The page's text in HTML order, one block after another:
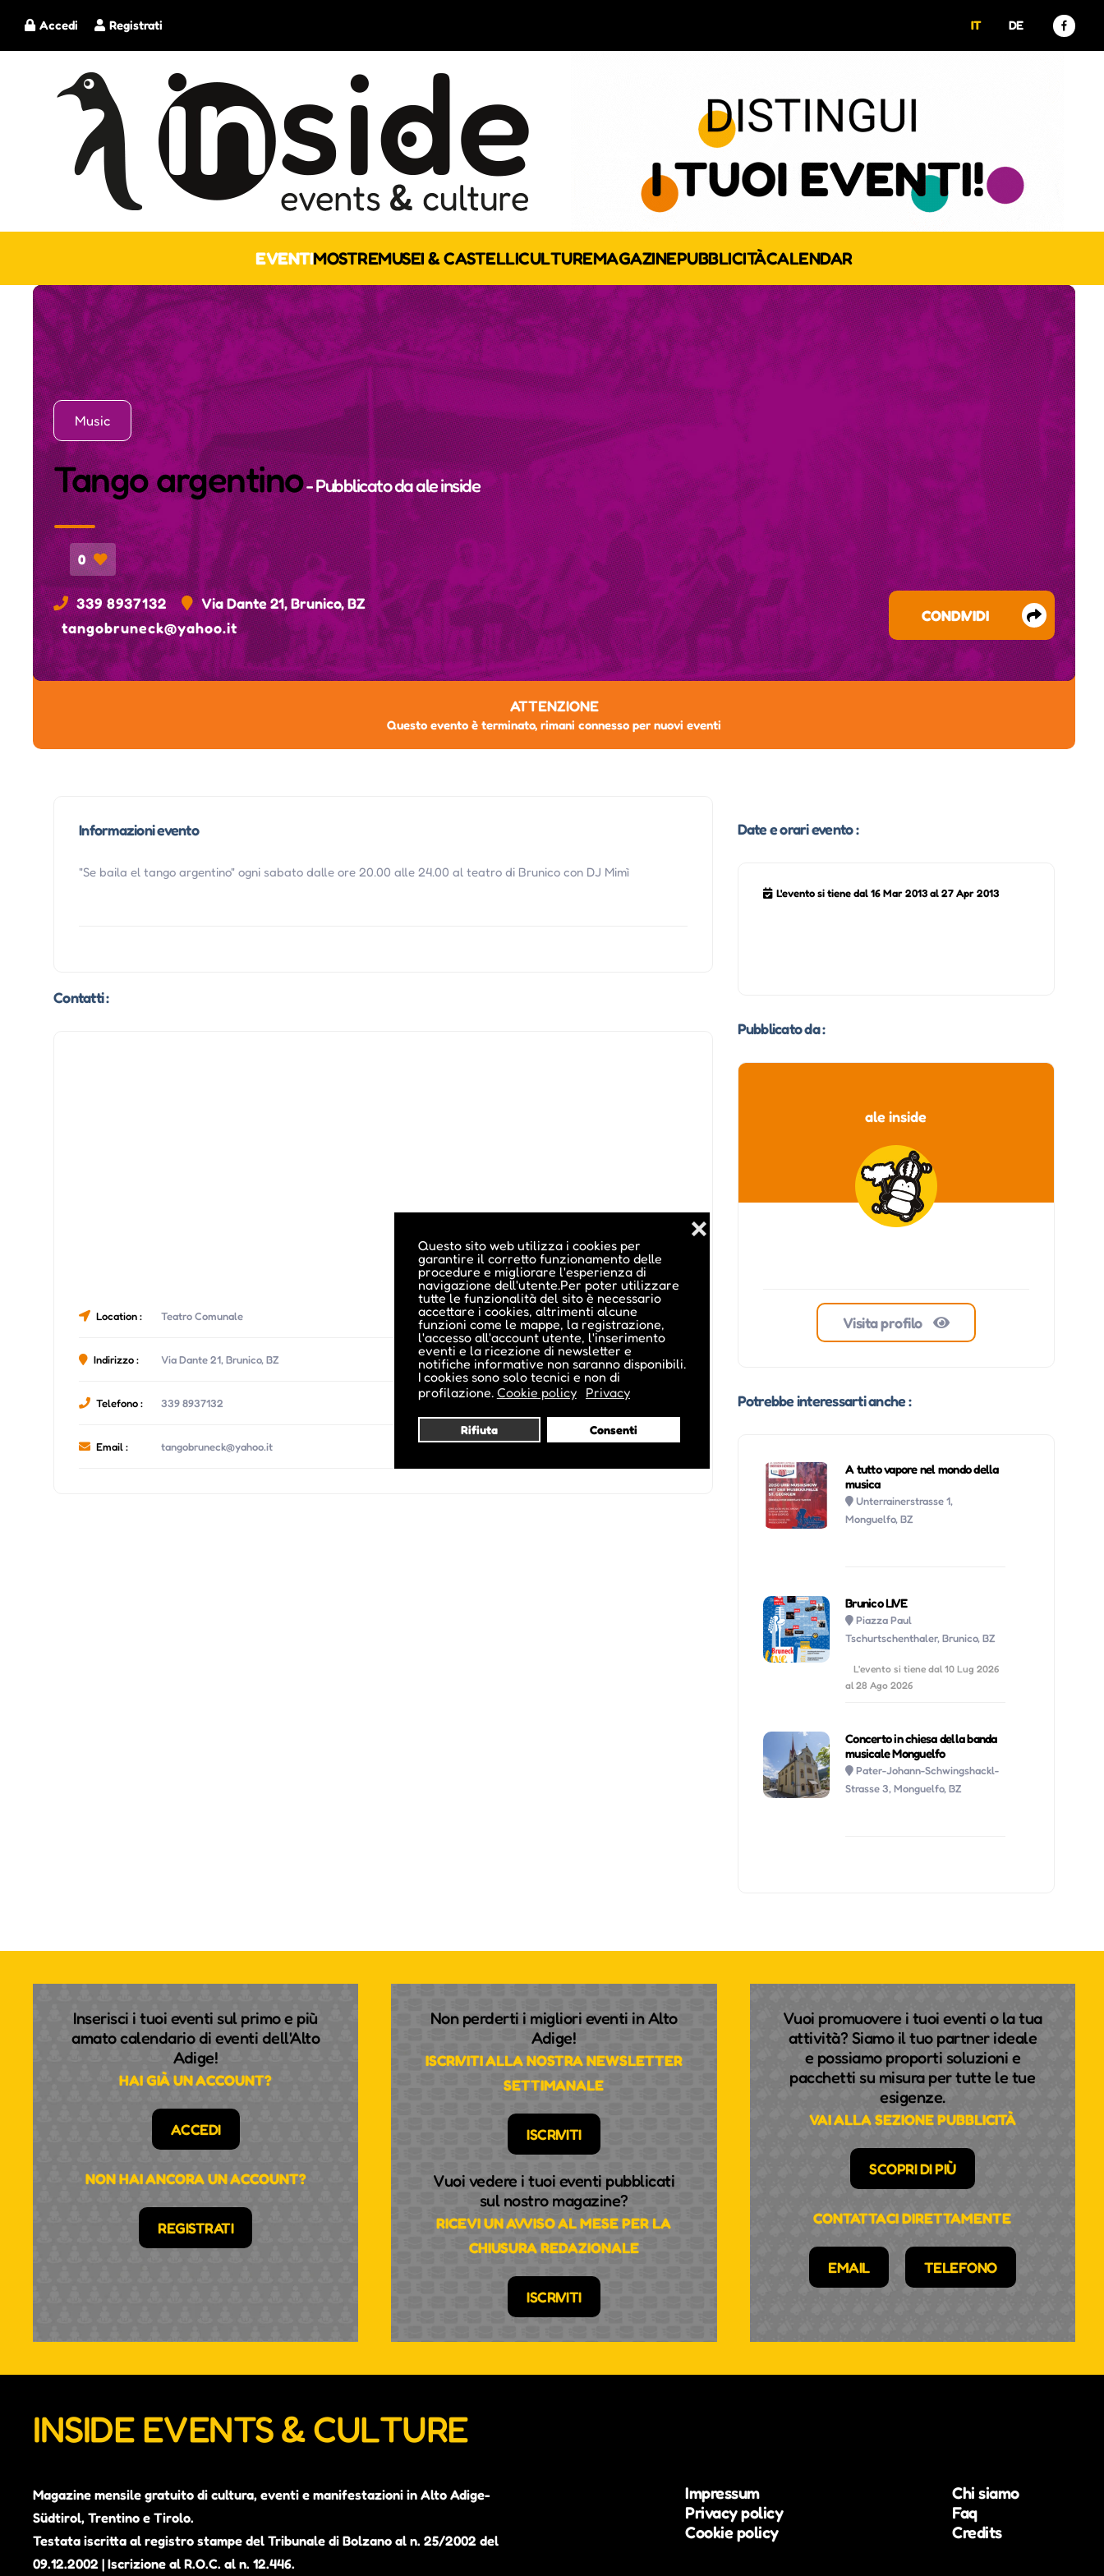
Questo sito web utilizza i cookies per
garantire il corretto funzionamento delle
procedure e migliorare l'esperienza di
navigazione dell'utente.Per poter utilizzare
tutte le funzionalità del sito è necessario
accettare i cookies, altrimenti alcune
funzioni come le mappe, la registrazione,
l'accesso all'account utente, l'inserimento
eventi e la ricezione di newsletter e
notifiche informative non saranno disponibili.
I cookies sono solo tecnici e non di
profilazione. Cookie policy Privacy
Rifiuta Consenti
❌
Registrati
Accedi IT DE
EVENTIMOSTREMUSEI & CASTELLICULTUREMAGAZINEPUBBLICITÀCALENDAR
Music
Tango argentino- Pubblicato daale inside
0
339 8937132
Via Dante 21, Brunico, BZ
tangobruneck@yahoo.it
CONDIVIDI
ATTENZIONE
Questo evento è terminato, rimani connesso per nuovi eventi
Informazioni evento
"Se baila el tango argentino" ogni sabato dalle ore 20.00 alle 24.00 al teatro di Brunico con DJ Mimì
Contatti :
Location : Teatro Comunale
Indirizzo : Via Dante 21, Brunico, BZ
Telefono : 339 8937132
Email : tangobruneck@yahoo.it
Date e orari evento :
L'evento si tiene dal 16 Mar 2013 al 27 Apr 2013
Pubblicato da :
ale inside
Visita profilo
Potrebbe interessarti anche :
A tutto vapore nel mondo della
musica
Unterrainerstrasse 1,
Monguelfo, BZ
Brunico LIVE
Piazza Paul
Tschurtschenthaler, Brunico, BZ
L'evento si tiene dal 10 Lug 2026
al 28 Ago 2026
Concerto in chiesa della banda
musicale Monguelfo
Pater-Johann-Schwingshackl-
Strasse 3, Monguelfo, BZ
Inserisci i tuoi eventi sul primo e più
amato calendario di eventi dell'Alto
Adige!
HAI GIÀ UN ACCOUNT?
ACCEDI
NON HAI ANCORA UN ACCOUNT?
REGISTRATI
Non perderti i migliori eventi in Alto
Adige!
ISCRIVITI ALLA NOSTRA NEWSLETTER
SETTIMANALE
ISCRIVITI
Vuoi vedere i tuoi eventi pubblicati
sul nostro magazine?
RICEVI UN AVVISO AL MESE PER LA
CHIUSURA REDAZIONALE
ISCRIVITI
Vuoi promuovere i tuoi eventi o la tua
attività? Siamo il tuo partner ideale
e possiamo proporti soluzioni e
pacchetti su misura per tutte le tue
esigenze.
VAI ALLA SEZIONE PUBBLICITÀ
SCOPRI DI PIÙ
CONTATTACI DIRETTAMENTE
EMAIL TELEFONO
INSIDE EVENTS & CULTURE
Magazine mensile gratuito di cultura, eventi e manifestazioni in Alto Adige-
Südtirol, Trentino e Tirolo.
Testata iscritta al registro stampe del Tribunale di Bolzano al n. 25/2002 del
09.12.2002 | Iscrizione al R.O.C. al n. 12.446.
Impressum
Privacy policy
Cookie policy
Chi siamo
Faq
Credits